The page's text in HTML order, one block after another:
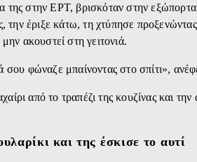
στην ΕΡΤ, βρισκόταν στην εξώπορτα
την έριξε κάτω, τη χτύπησε
ακουστεί στη γειτονιά.
φώναζε μπαίνοντας στο σπίτι»,
από το τραπέζι της κουζίνας και
και της έσκισε το αυτί